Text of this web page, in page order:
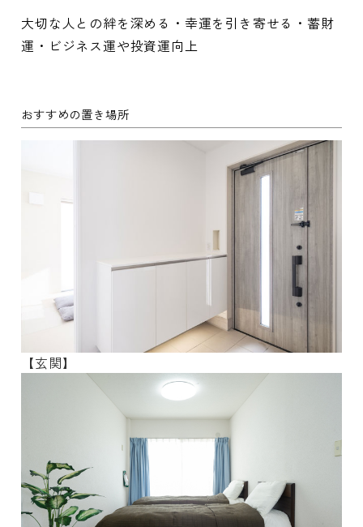
大切な人との絆を深める・幸運を引き寄せる・蓄財
運・ビジネス運や投資運向上
おすすめの置き場所
【玄関】